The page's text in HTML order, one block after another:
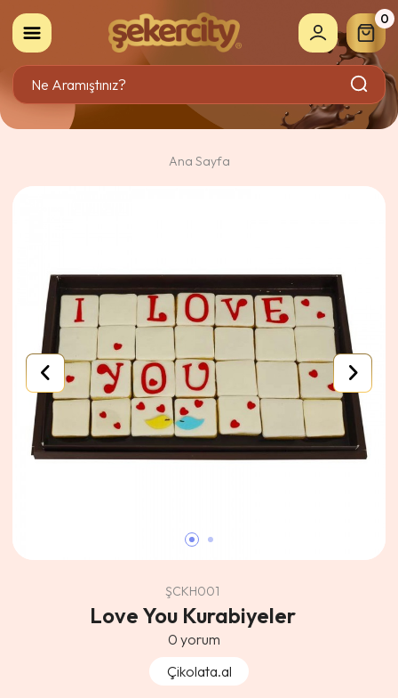
0
Ana Sayfa
ŞCKH001
Love You Kurabiyeler
0 yorum
Çikolata.al